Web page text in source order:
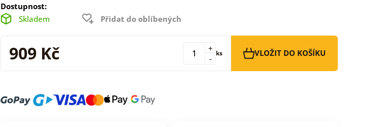
Dostupnost:
Skladem
Přidat do oblíbených
909 Kč -
+ ks VLOŽIT DO KOŠÍKU